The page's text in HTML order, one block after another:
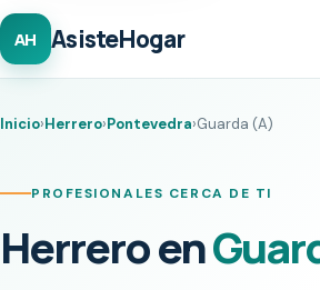
AH AsisteHogar
Inicio›Herrero›Pontevedra›Guarda (A)
PROFESIONALES CERCA DE TI
Herrero en